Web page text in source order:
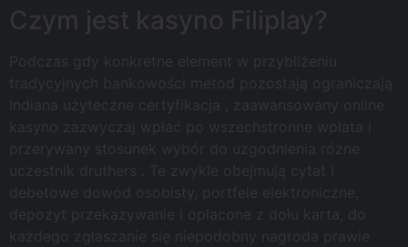
Czym jest kasyno Filiplay?
Podczas gdy konkretne element w przybliżeniu
tradycyjnych bankowości metod pozostają ograniczają
Indiana użyteczne certyfikacja , zaawansowany online
kasyno zazwyczaj wpłać po wszechstronne wpłata i
przerywany stosunek wybór do uzgodnienia różne
uczestnik druthers . Te zwykle obejmują cytat i
debetowe dowód osobisty, portfele elektroniczne,
depozyt przekazywanie i opłacone z dołu karta, do
każdego zgłaszanie się niepodobny nagroda prawie